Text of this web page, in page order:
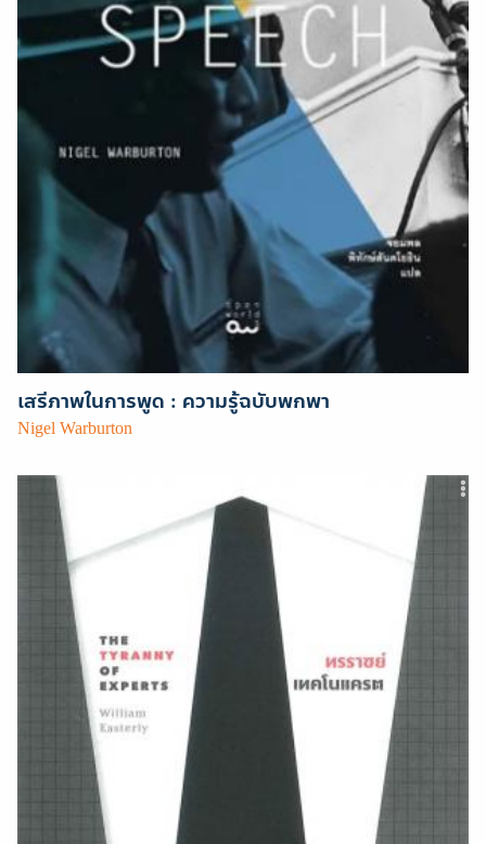
เสรีภาพในการพูด : ความรู้ฉบับพกพา
Nigel Warburton